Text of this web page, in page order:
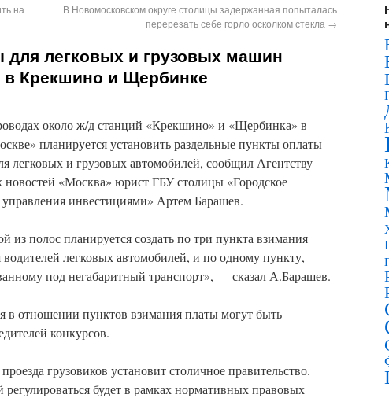
на
В Новомосковском округе столицы задержанная попыталась
перерезать себе горло осколком стекла →
легковых и грузовых машин
в Крекшино и Щербинке
около ж/д станций «Крекшино» и «Щербинка» в
планируется установить раздельные пункты оплаты
легковых и грузовых автомобилей, сообщил Агентству
новостей «Москва» юрист ГБУ столицы «Городское
управления инвестициями» Артем Барашев.
из полос планируется создать по три пункта взимания
легковых автомобилей, и по одному пункту,
под негабаритный транспорт», — сказал А.Барашев.
в отношении пунктов взимания платы могут быть
конкурсов.
грузовиков установит столичное правительство.
будет в рамках нормативных правовых